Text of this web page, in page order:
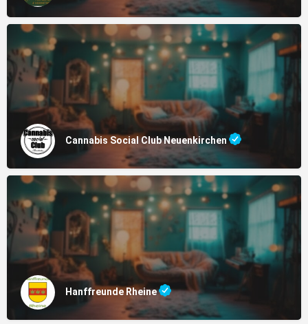
Cannabis Social Club Neuenkirchen
Hanffreunde Rheine